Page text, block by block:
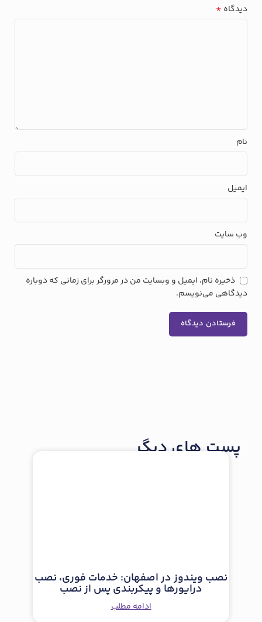
دیدگاه *
نام
ایمیل
وب‌ سایت
ذخیره نام، ایمیل و وبسایت من در مرورگر برای زمانی که دوباره
دیدگاهی می‌نویسم.
پست های دیگر
نصب ویندوز در اصفهان: خدمات فوری، نصب
درایورها و پیکربندی پس از نصب
ادامه مطلب